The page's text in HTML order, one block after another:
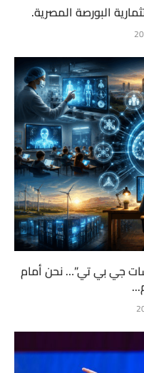
البورصة المصرية.
جي بي تي”… نحن أمام